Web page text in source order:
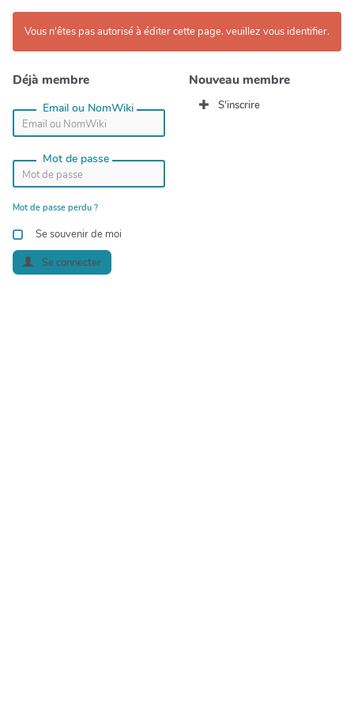
Vous n'êtes pas autorisé à éditer cette page. veuillez vous identifier.
Déjà membre
Email ou NomWiki
Mot de passe
Mot de passe perdu ?
Se souvenir de moi
Se connecter
Nouveau membre
S'inscrire